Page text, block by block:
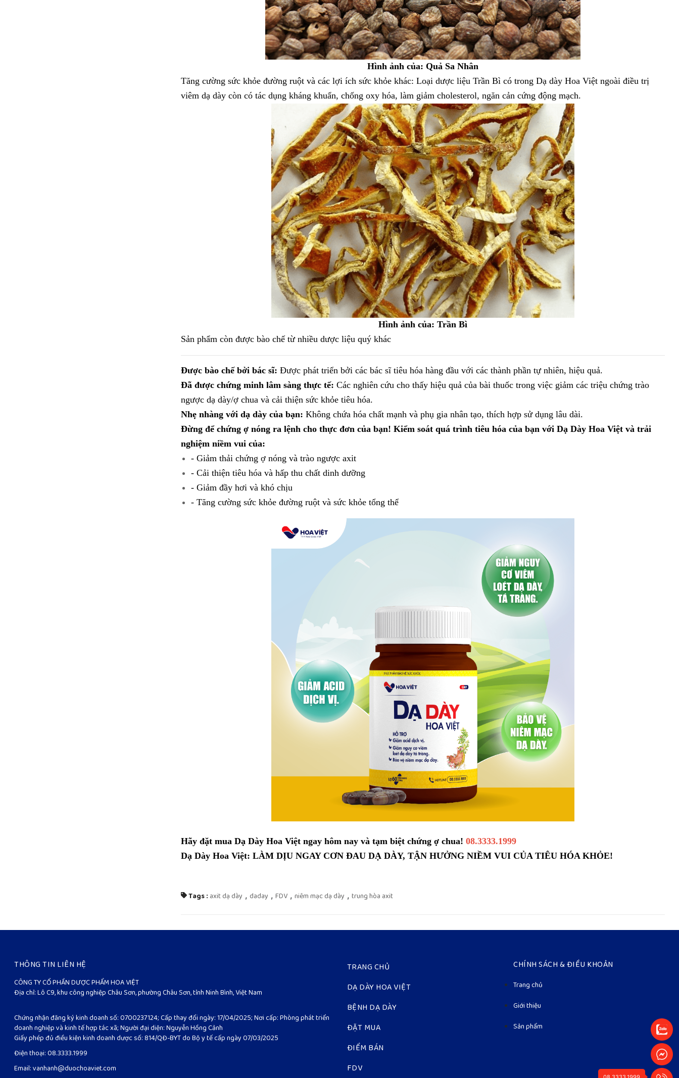
Hình ảnh của: Quả Sa Nhân
Tăng cường sức khỏe đường ruột và các lợi ích sức khỏe khác: Loại dược liệu Trần Bì có trong Dạ dày Hoa Việtngoài điều trị
viêm dạ dày còn có tác dụng kháng khuẩn, chống oxy hóa, làm giảm cholesterol, ngăn cản cứng động mạch.
Hình ảnh của: Trần Bì
Sản phẩm còn được bào chế từ nhiều dược liệu quý khác
Được bào chế bởi bác sĩ: Được phát triển bởi các bác sĩ tiêu hóa hàng đầu với các thành phần tự nhiên, hiệu quả.
Đã được chứng minh lâm sàng thực tế: Các nghiên cứu cho thấy hiệu quả của bài thuốc trong việc giảm các triệu chứng trào
ngược dạ dày/ợ chua và cải thiện sức khỏe tiêu hóa.
Nhẹ nhàng với dạ dày của bạn: Không chứa hóa chất mạnh và phụ gia nhân tạo, thích hợp sử dụng lâu dài.
Đừng để chứng ợ nóng ra lệnh cho thực đơn của bạn! Kiểm soát quá trình tiêu hóa của bạn với Dạ Dày Hoa Việt và trải
nghiệm niềm vui của:
- Giảm thải chứng ợ nóng và trào ngược axit
- Cải thiện tiêu hóa và hấp thu chất dinh dưỡng
- Giảm đầy hơi và khó chịu
- Tăng cường sức khỏe đường ruột và sức khỏe tổng thể
Hãy đặt mua Dạ Dày Hoa Việt ngay hôm nay và tạm biệt chứng ợ chua! 08.3333.1999
Dạ Dày Hoa Việt: LÀM DỊU NGAY CƠN ĐAU DẠ DÀY, TẬN HƯỞNG NIỀM VUI CỦA TIÊU HÓA KHỎE!
Tags : axit dạ dày , daday , FDV , niêm mạc dạ dày , trung hòa axit
THÔNG TIN LIÊN HỆ
CÔNG TY CỔ PHẦN DƯỢC PHẨM HOA VIỆT
Địa chỉ: Lô C9, khu công nghiệp Châu Sơn, phường Châu Sơn, tỉnh Ninh Bình, Việt Nam
Chứng nhận đăng ký kinh doanh số: 0700237124; Cấp thay đổi ngày: 17/04/2025; Nơi cấp: Phòng phát triển
doanh nghiệp và kinh tế hợp tác xã; Người đại diện: Nguyễn Hồng Cảnh
Giấy phép đủ điều kiện kinh doanh dược số: 814/QĐ-BYT do Bộ y tế cấp ngày 07/03/2025
Điện thoại:08.3333.1999
Email:vanhanh@duochoaviet.com
TRANG CHỦ
DẠ DÀY HOA VIỆT
BỆNH DẠ DÀY
ĐẶT MUA
ĐIỂM BÁN
FDV
CHÍNH SÁCH & ĐIỀU KHOẢN
Trang chủ
Giới thiệu
Sản phẩm